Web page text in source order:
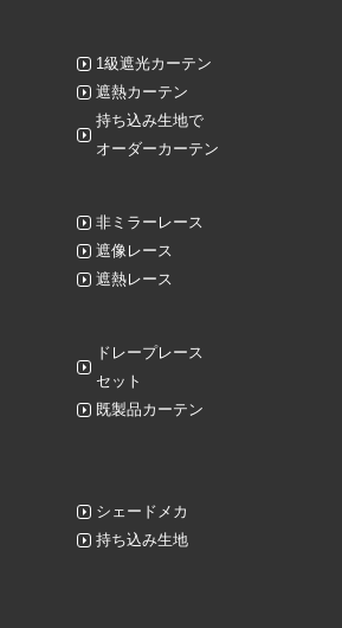
1級遮光カーテン
遮熱カーテン
持ち込み生地で
オーダーカーテン
非ミラーレース
遮像レース
遮熱レース
ドレープレース
セット
既製品カーテン
シェードメカ
持ち込み生地